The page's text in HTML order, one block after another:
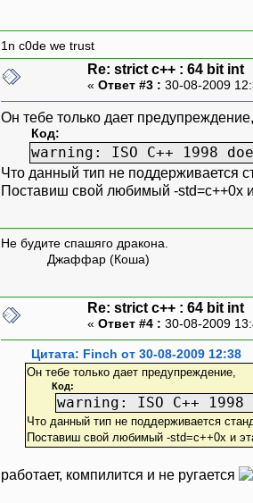
1n c0de we trust
Re: strict c++ : 64 bit int
« Ответ #3 : 30-08-2009
Он тебе только дает предупреждение,
Код:
warning: ISO C++ 1998
Что данный тип не поддерживается
Поставиш свой любимый -std=c++0x и
Не будите спашяго дракона.
Джаффар (Коша)
Re: strict c++ : 64 bit int
« Ответ #4 : 30-08-2009
Цитата: Finch от 30-08-2009 12:38
Он тебе только дает предупреждение,
Код:
warning: ISO C++
Что данный тип не поддерживается
Поставиш свой любимый -std=c++0x и
работает, компилится и не ругается